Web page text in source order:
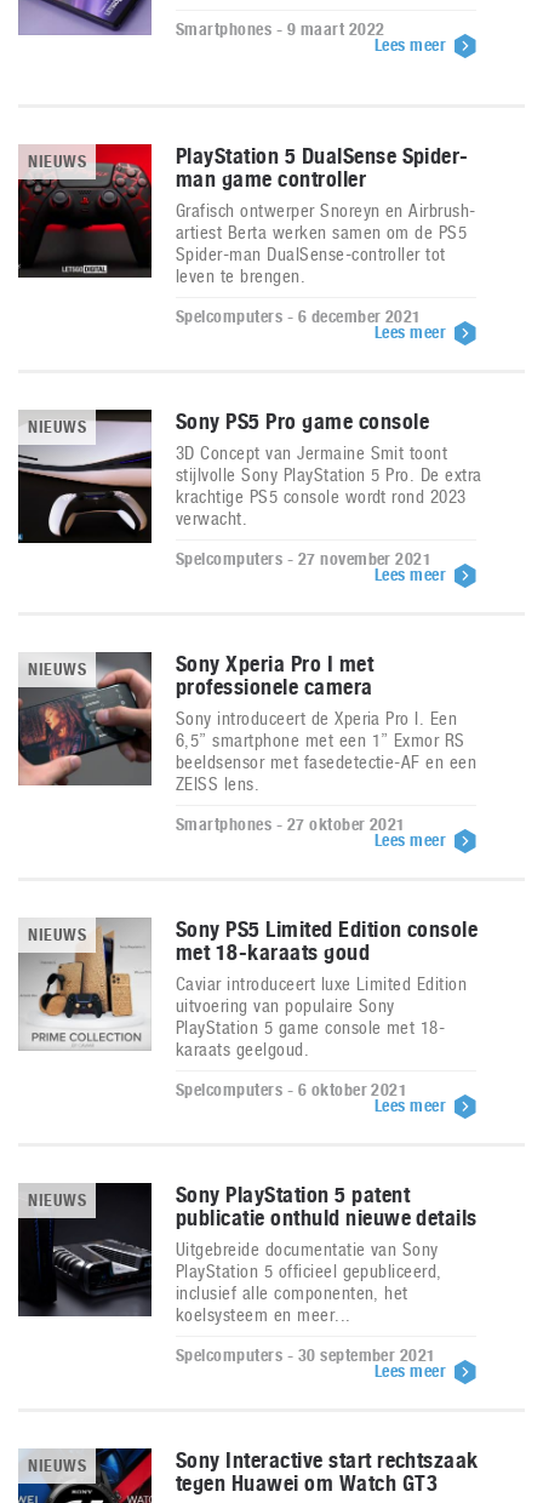
Smartphones - 9 maart 2022
Lees meer
NIEUWS
PlayStation 5 DualSense Spider-
man game controller
Grafisch ontwerper Snoreyn en Airbrush-
artiest Berta werken samen om de PS5
Spider-man DualSense-controller tot
leven te brengen.
Spelcomputers - 6 december 2021
Lees meer
NIEUWS Sony PS5 Pro game console
3D Concept van Jermaine Smit toont
stijlvolle Sony PlayStation 5 Pro. De extra
krachtige PS5 console wordt rond 2023
verwacht.
Spelcomputers - 27 november 2021
Lees meer
NIEUWS
Sony Xperia Pro I met
professionele camera
Sony introduceert de Xperia Pro I. Een
6,5” smartphone met een 1” Exmor RS
beeldsensor met fasedetectie-AF en een
ZEISS lens.
Smartphones - 27 oktober 2021
Lees meer
NIEUWS
Sony PS5 Limited Edition console
met 18-karaats goud
Caviar introduceert luxe Limited Edition
uitvoering van populaire Sony
PlayStation 5 game console met 18-
karaats geelgoud.
Spelcomputers - 6 oktober 2021
Lees meer
NIEUWS
Sony PlayStation 5 patent
publicatie onthuld nieuwe details
Uitgebreide documentatie van Sony
PlayStation 5 officieel gepubliceerd,
inclusief alle componenten, het
koelsysteem en meer...
Spelcomputers - 30 september 2021
Lees meer
NIEUWS
Sony Interactive start rechtszaak
tegen Huawei om Watch GT3